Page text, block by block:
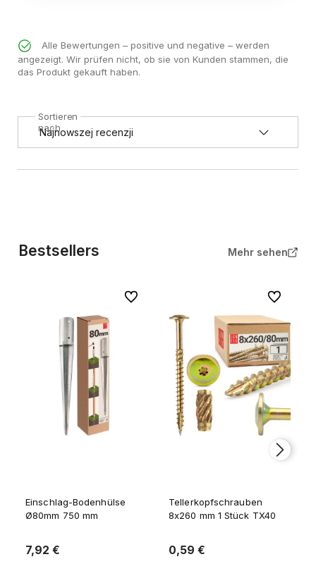
Alle Bewertungen – positive und negative – werden
angezeigt. Wir prüfen nicht, ob sie von Kunden stammen, die
das Produkt gekauft haben.
Sortieren
nach
Bestsellers Mehr sehen
Einschlag-Bodenhülse
Ø80mm 750 mm
7,92 €
Zu Favoriten
Tellerkopfschrauben
8x260 mm 1 Stück TX40
0,59 €
Zu